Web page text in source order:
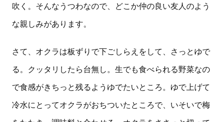
吹く。そんなうつわなので、どこか仲の良い友人のよう
な親しみがあります。
さて、オクラは板ずりで下ごしらえをして、さっとゆで
る。クッタリしたら台無し。生でも食べられる野菜なの
で食感がきちっと残るようゆでたいところ。ゆで上げて
冷水にとってオクラがおちついたところで、いそいで梅